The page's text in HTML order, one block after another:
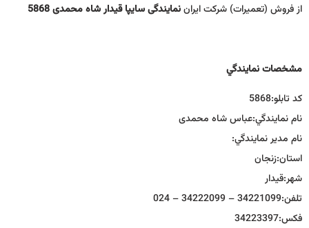
از فروش (تعمیرات) شرکت ایراننمایندگی سایپا قیدار شاه محمدی 5868
مشخصات نمايندگي
كد تابلو:5868
نام نمايندگي:عباس شاه محمدی
نام مدير نمايندگي:
استان:زنجان
شهر:قيدار
تلفن:34221099 – 34222099 – 024
فكس:34223397